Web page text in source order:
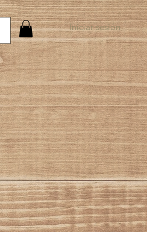
Iniciar sesión